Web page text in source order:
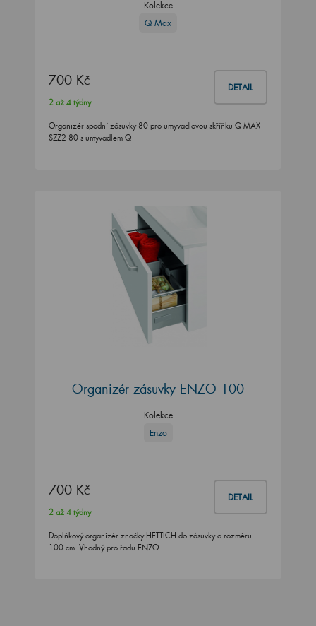
Kolekce
Q Max
700 Kč DETAIL
2 až 4 týdny
Organizér spodní zásuvky 80 pro umyvadlovou skříňku Q MAX
SZZ2 80 s umyvadlem Q
Organizér zásuvky ENZO 100
Kolekce
Enzo
700 Kč DETAIL
2 až 4 týdny
Doplňkový organizér značky HETTICH do zásuvky o rozměru
100 cm. Vhodný pro řadu ENZO.